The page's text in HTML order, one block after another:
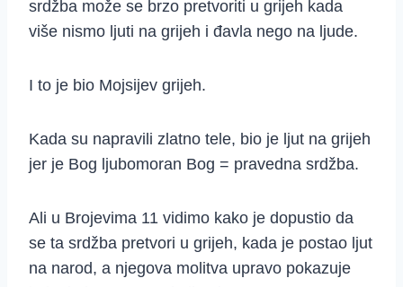
srdžba može se brzo pretvoriti u grijeh kada
više nismo ljuti na grijeh i đavla nego na ljude.
I to je bio Mojsijev grijeh.
Kada su napravili zlatno tele, bio je ljut na grijeh
jer je Bog ljubomoran Bog = pravedna srdžba.
Ali u Brojevima 11 vidimo kako je dopustio da
se ta srdžba pretvori u grijeh, kada je postao ljut
na narod, a njegova molitva upravo pokazuje